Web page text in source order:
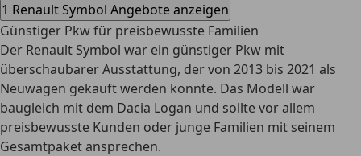
1 Renault Symbol Angebote anzeigen
Günstiger Pkw für preisbewusste Familien
Der Renault Symbol war ein günstiger Pkw mit
überschaubarer Ausstattung, der von 2013 bis 2021 als
Neuwagen gekauft werden konnte. Das Modell war
baugleich mit dem Dacia Logan und sollte vor allem
preisbewusste Kunden oder junge Familien mit seinem
Gesamtpaket ansprechen.